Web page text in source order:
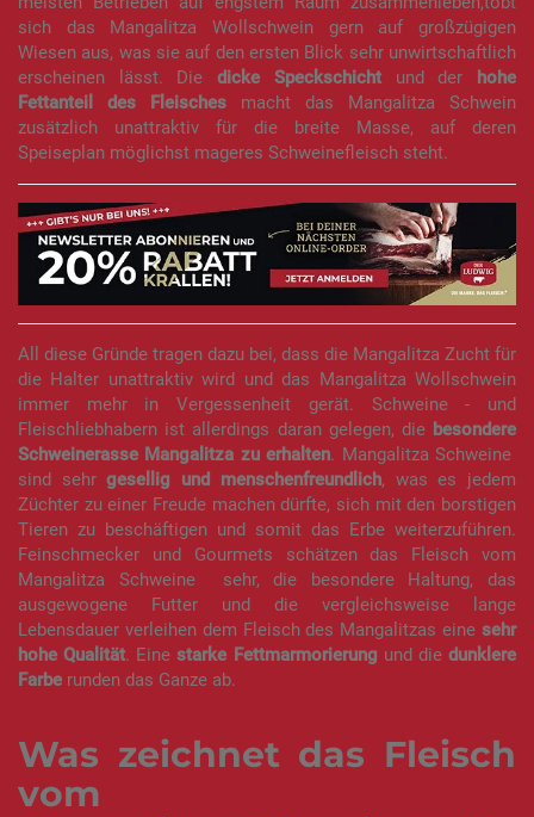
sich das Mangalitza Wollschwein gern auf großzügigen
Wiesen aus, was sie auf den ersten Blick sehr unwirtschaftlich
erscheinen lässt. Diedicke Speckschichtund der hohe
Fettanteil des Fleisches macht das Mangalitza Schwein
zusätzlich unattraktiv für die breite Masse, auf deren
Speiseplan möglichst mageres Schweinefleisch steht.
All diese Gründe tragen dazu bei, dass die Mangalitza Zucht für
die Halter unattraktiv wird und das Mangalitza Wollschwein
immer mehr in Vergessenheit gerät. Schweine - und
Fleischliebhabern ist allerdings daran gelegen, die besondere
Schweinerasse Mangalitza zu erhalten. Mangalitza Schweine
sind sehrgesellig und menschenfreundlich, was es jedem
Züchter zu einer Freude machen dürfte, sich mit den borstigen
Tieren zu beschäftigen und somit das Erbe weiterzuführen.
Feinschmecker und Gourmets schätzen das Fleisch vom
Mangalitza Schweine sehr, die besondere Haltung, das
ausgewogene Futter und die vergleichsweise lange
Lebensdauer verleihen dem Fleisch des Mangalitzas eine sehr
hohe Qualität. Einestarke Fettmarmorierung und diedunklere
Farbe runden das Ganze ab.
Was zeichnet das Fleisch
vom